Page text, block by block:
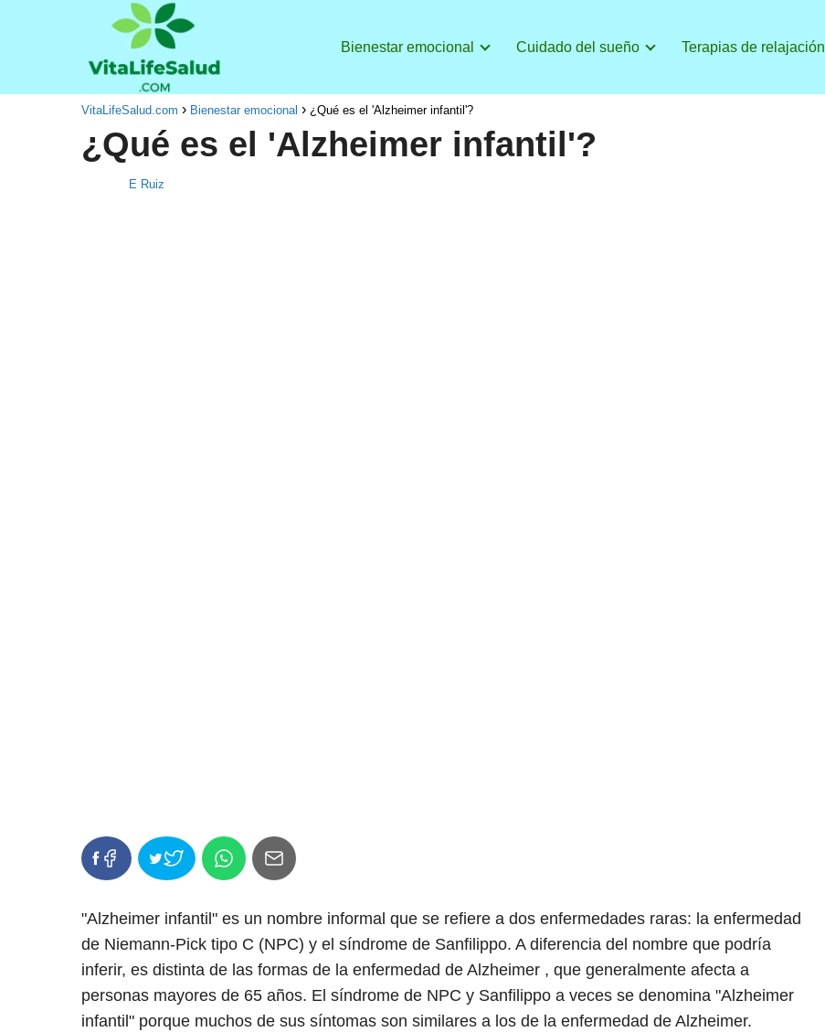
Bienestar emocional Cuidado del sueño Terapias de relajación
VitaLifeSalud.com Bienestar emocional ¿Qué es el 'Alzheimer infantil'?
¿Qué es el 'Alzheimer infantil'?
E Ruiz
"Alzheimer infantil" es un nombre informal que se refiere a dos enfermedades raras: la enfermedad
de Niemann-Pick tipo C (NPC) y el síndrome de Sanfilippo. A diferencia del nombre que podría
inferir, es distinta de las formas de la enfermedad de Alzheimer , que generalmente afecta a
personas mayores de 65 años. El síndrome de NPC y Sanfilippo a veces se denomina "Alzheimer
infantil" porque muchos de sus síntomas son similares a los de la enfermedad de Alzheimer.